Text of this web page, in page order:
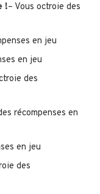
!– Vous octroie des
en jeu
en jeu
des
récompenses en
en jeu
des